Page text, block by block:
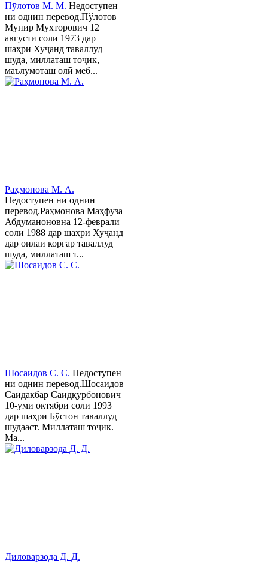
Пӯлотов М. М. Недоступен
ни однин перевод.Пўлотов
Мунир Мухторович 12
августи соли 1973 дар
шаҳри Хуҷанд таваллуд
шуда, миллаташ тоҷик,
маълумоташ олӣ меб...
Раҳмонова М. А.
Недоступен ни однин
перевод.Раҳмонова Маҳфуза
Абдуманоновна 12-феврали
соли 1988 дар шаҳри Хуҷанд
дар оилаи коргар таваллуд
шуда, миллаташ т...
Шосаидов С. С. Недоступен
ни однин перевод.Шосаидов
Саидакбар Саидқурбонович
10-уми октябри соли 1993
дар шаҳри Бўстон таваллуд
шудааст. Миллаташ тоҷик.
Ма...
Диловарзода Д. Д.